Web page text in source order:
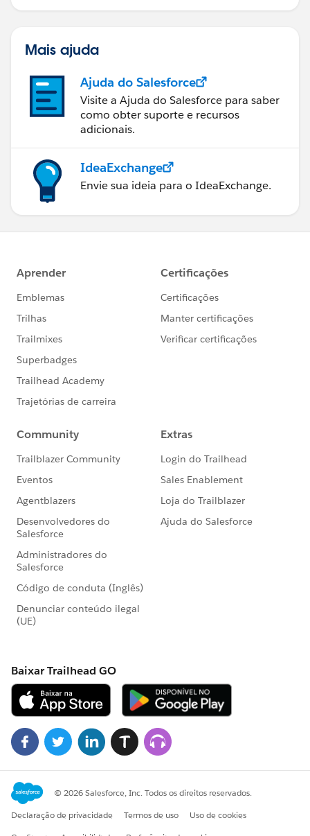
Mais ajuda
Ajuda do Salesforce
Visite a Ajuda do Salesforce para saber
como obter suporte e recursos
adicionais.
IdeaExchange
Envie sua ideia para o IdeaExchange.